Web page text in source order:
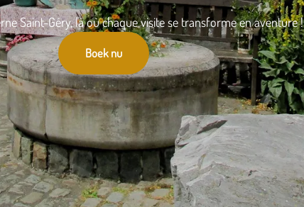
Saint-Géry, là où chaque visite se transforme en aventure !
Boek nu